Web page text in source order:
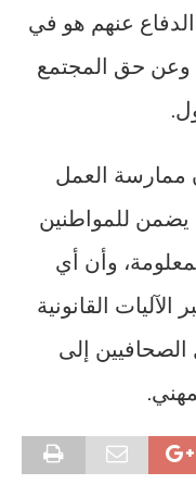
عنهم هو في
وعن حق المجتمع
ممارسة العمل
للمواطنين
وأن أي
القانونية
الصحافيين إلى